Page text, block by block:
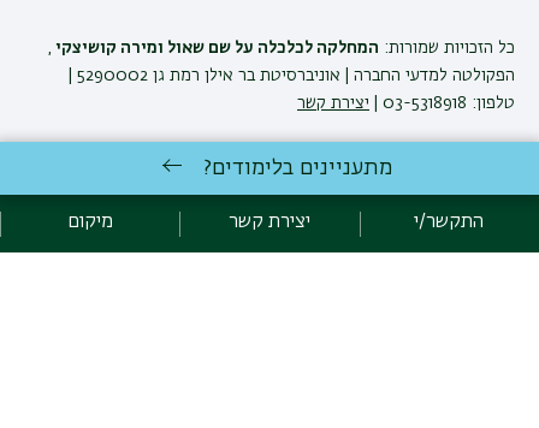
כל הזכויות שמורות: המחלקה לכלכלה על שם שאול ומירה קושיצקי
טלפון: 03-5318918 |
יצירת קשר
המחלקה לכלכלה ע'ש שאול ומירה קושיצקי שומרת לעצמה את הזכות
ואחרים. ט.ל.ח
מתעניינים בלימודים?
התקשר/י יצירת קשר מיקום